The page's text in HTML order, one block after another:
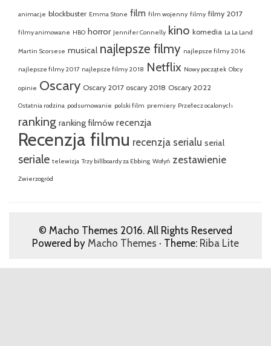
animacje blockbuster Emma Stone film film wojenny filmy filmy 2017
filmy animowane HBO horror Jennifer Connelly kino komedia La La Land
Martin Scorsese musical najlepsze filmy najlepsze filmy 2016
najlepsze filmy 2017 najlepsze filmy 2018 Netflix Nowy początek Obcy
opinie Oscary Oscary 2017 oscary 2018 Oscary 2022
Ostatnia rodzina podsumowanie polski film premiery Przełecz ocalonych
ranking ranking filmów recenzja
Recenzja filmu recenzja serialu serial
seriale telewizja Trzy billboardy za Ebbing Wołyń zestawienie
Zwierzogród
© Macho Themes 2016. All Rights Reserved
Powered by Macho Themes · Theme: Riba Lite